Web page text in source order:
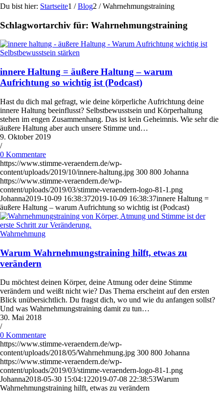
Du bist hier: Startseite1 / Blog2 / Wahrnehmungstraining
Schlagwortarchiv für: Wahrnehmungstraining
Selbstbewusstsein stärken
innere Haltung = äußere Haltung – warum
Aufrichtung so wichtig ist (Podcast)
Hast du dich mal gefragt, wie deine körperliche Aufrichtung deine
innere Haltung beeinflusst? Selbstbewusstsein und Körperhaltung
stehen im engen Zusammenhang. Das ist kein Geheimnis. Wie sehr die
äußere Haltung aber auch unsere Stimme und…
9. Oktober 2019
/
0 Kommentare
https://www.stimme-veraendern.de/wp-
content/uploads/2019/10/innere-haltung.jpg 300 800 Johanna
https://www.stimme-veraendern.de/wp-
content/uploads/2019/03/stimme-veraendern-logo-81-1.png
Johanna2019-10-09 16:38:372019-10-09 16:38:37innere Haltung =
äußere Haltung – warum Aufrichtung so wichtig ist (Podcast)
Wahrnehmung
Warum Wahrnehmungstraining hilft, etwas zu
verändern
Du möchtest deinen Körper, deine Atmung oder deine Stimme
verändern und weißt nicht wie? Das Thema erscheint auf den ersten
Blick unübersichtlich. Du fragst dich, wo und wie du anfangen sollst?
Und was Wahrnehmungstraining damit zu tun…
30. Mai 2018
/
0 Kommentare
https://www.stimme-veraendern.de/wp-
content/uploads/2018/05/Wahrnehmung.jpg 300 800 Johanna
https://www.stimme-veraendern.de/wp-
content/uploads/2019/03/stimme-veraendern-logo-81-1.png
Johanna2018-05-30 15:04:122019-07-08 22:38:53Warum
Wahrnehmungstraining hilft, etwas zu verändern